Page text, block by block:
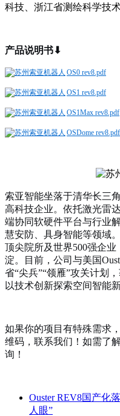
科技、浙江省测绘科学技
产品说明书⬇
OS0 rev8.pdf
OS1 rev8.pdf
OS1Max rev8.pdf
OSDome rev8.pdf
索亚智能坐落于清华长三
高科技企业。依托激光雷
端协同软硬件平台与行业
慧安防、具身智能等领域
顶尖院所及世界500强企
淀。目前，公司与美国
省“尖兵”“领雁”攻关计划
以技术创新探索空间智能新
如果你的项目有特殊需求
维码，联系我们！如需了
询！
Ouster REV8国产化
人眼”